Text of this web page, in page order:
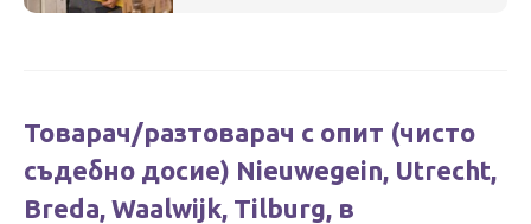
Товарач/разтоварач с опит (чисто
съдебно досие) Nieuwegein, Utrecht,
Breda, Waalwijk, Tilburg, в